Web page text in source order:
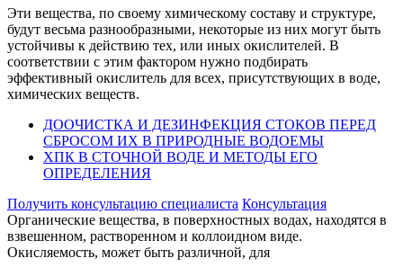
Эти вещества, по своему химическому составу и структуре,
будут весьма разнообразными, некоторые из них могут быть
устойчивы к действию тех, или иных окислителей. В
соответствии с этим фактором нужно подбирать
эффективный окислитель для всех, присутствующих в воде,
химических веществ.
ДООЧИСТКА И ДЕЗИНФЕКЦИЯ СТОКОВ ПЕРЕД
СБРОСОМ ИХ В ПРИРОДНЫЕ ВОДОЕМЫ
ХПК В СТОЧНОЙ ВОДЕ И МЕТОДЫ ЕГО
ОПРЕДЕЛЕНИЯ
Получить консультацию специалиста Консультация
Органические вещества, в поверхностных водах, находятся в
взвешенном, растворенном и коллоидном виде.
Окисляемость, может быть различной, для